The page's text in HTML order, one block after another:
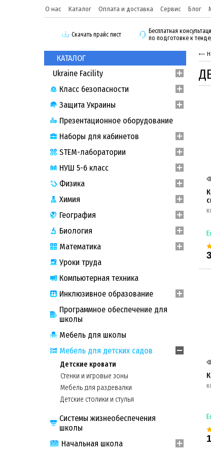
О нас Каталог Оплата и доставка Сервис Блог
Скачать прайс лист
Бесплатная
по подготовке к
КАТАЛОГ
Ukraine Facility
Класс безопасности
Защита Украины
Презентационное оборудование
Наборы для кабинетов
STEM-лаборатории
НУШ 5-6 класс
Физика
Химия
География
Биология
Математика
Уроки труда
Компьютерная техника
Инклюзивное образование
Программное обеспечение для
школы
Мебель для школы
Мебель для детских садов
Детские кровати
Стенки и игровые зоны
Мебель для раздевалки
Детские столики и стулья
Системы жизнеобеспечения
школы
Начальная школа